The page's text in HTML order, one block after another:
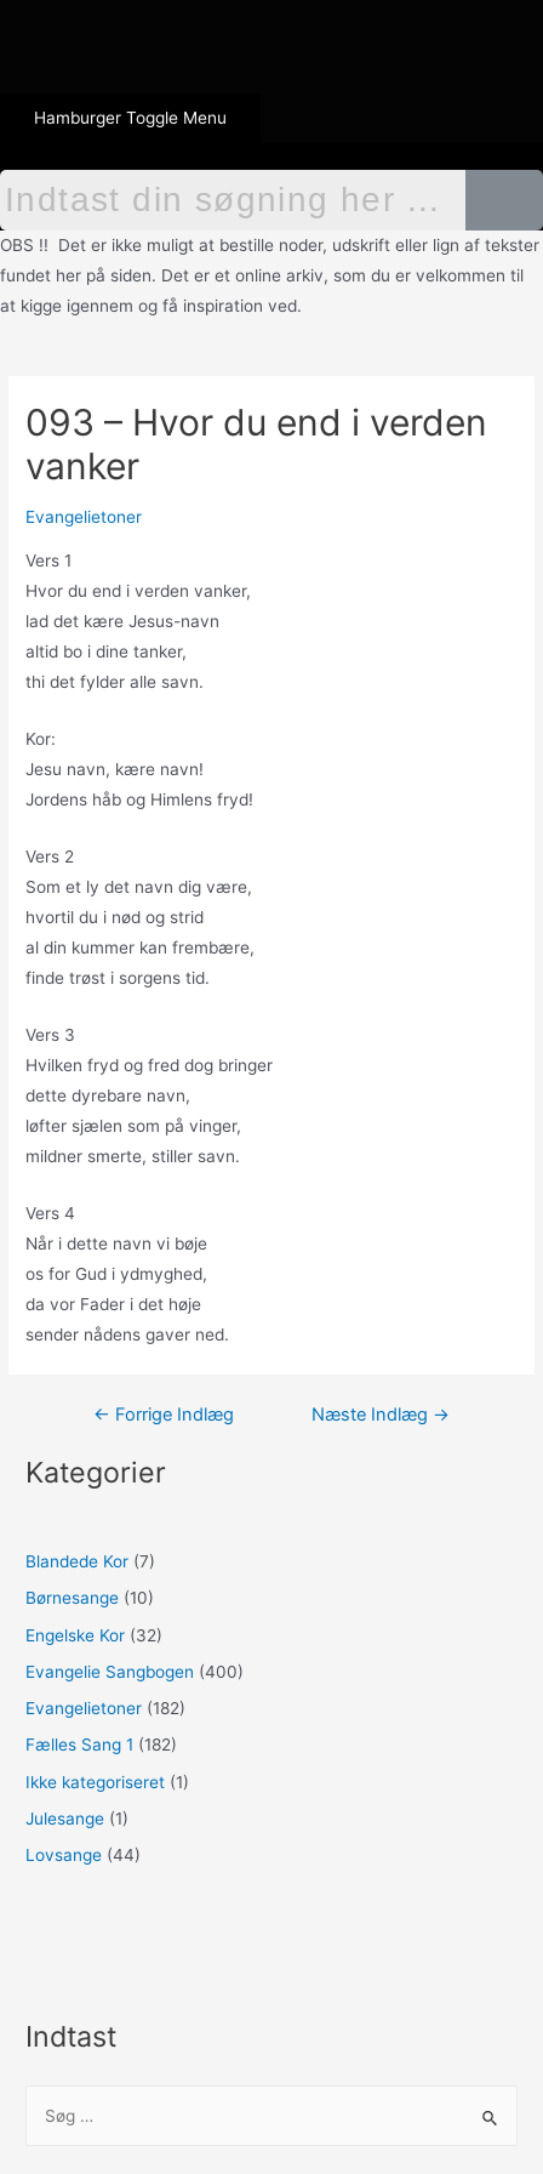
Hamburger Toggle Menu
OBS !! Det er ikke muligt at bestille noder, udskrift eller lign af tekster
fundet her på siden. Det er et online arkiv, som du er velkommen til
at kigge igennem og få inspiration ved.
093 – Hvor du end i verden
vanker
Evangelietoner
Vers 1
Hvor du end i verden vanker,
lad det kære Jesus-navn
altid bo i dine tanker,
thi det fylder alle savn.
Kor:
Jesu navn, kære navn!
Jordens håb og Himlens fryd!
Vers 2
Som et ly det navn dig være,
hvortil du i nød og strid
al din kummer kan frembære,
finde trøst i sorgens tid.
Vers 3
Hvilken fryd og fred dog bringer
dette dyrebare navn,
løfter sjælen som på vinger,
mildner smerte, stiller savn.
Vers 4
Når i dette navn vi bøje
os for Gud i ydmyghed,
da vor Fader i det høje
sender nådens gaver ned.
Indlægsnavigation
← Forrige Indlæg Næste Indlæg →
Kategorier
Blandede Kor (7)
Børnesange (10)
Engelske Kor (32)
Evangelie Sangbogen (400)
Evangelietoner (182)
Fælles Sang 1 (182)
Ikke kategoriseret (1)
Julesange (1)
Lovsange (44)
Indtast